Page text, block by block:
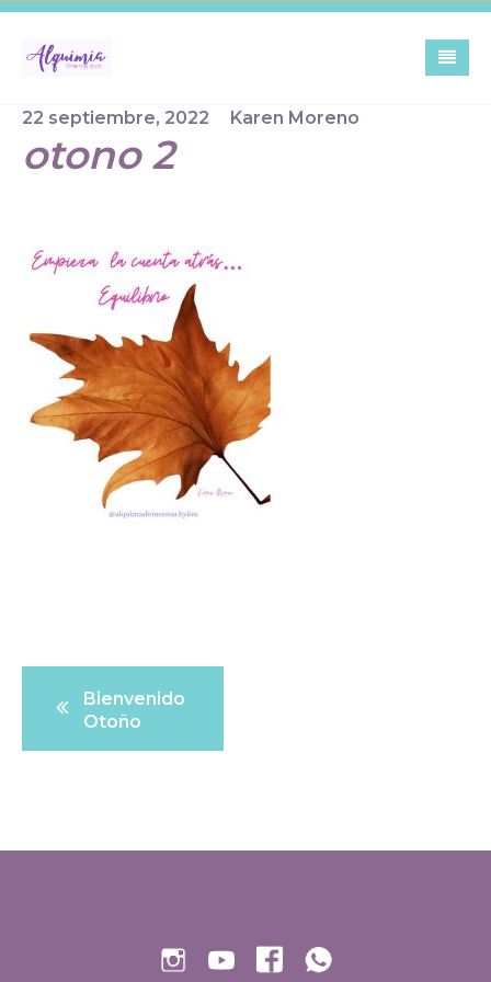
Skip
content
22 septiembre, 2022 Karen Moreno
otono 2
de
Bienvenido
Otoño